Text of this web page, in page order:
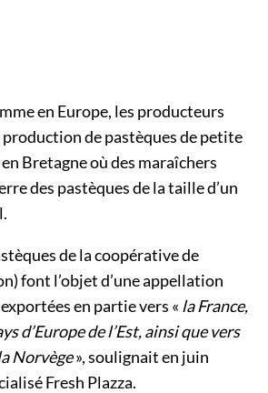
en Europe, les producteurs
production de pastèques de petite
en Bretagne où des maraîchers
des pastèques de la taille d’un
de la coopérative de
font l’objet d’une appellation
en partie vers « la France,
d’Europe de l’Est, ainsi que vers
Norvège», soulignait en juin
Fresh Plazza.